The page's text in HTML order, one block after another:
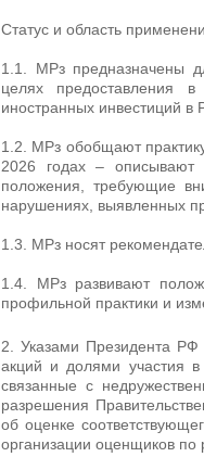
Статус и область
1.1. МРз предназначены
целях предоставления
иностранных инвестиций в
1.2. МРз обобщают
2026 годах – описывают
положения, требующие
нарушениях, выявленных
1.3. МРз носят
1.4. МРз развивают
профильной практики и
2. Указами Президента
акций и долями участия в
связанные с
разрешения
об оценке
организации оценщиков по